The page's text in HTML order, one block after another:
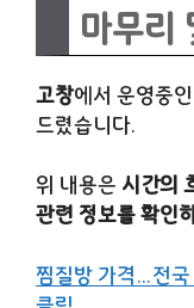
마무리
고창에서 운영중
드렸습니다.
위 내용은 시간의
관련 정보를 확인
찜질방 가격…전국